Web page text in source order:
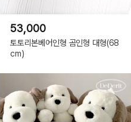
53,000
토토리본베어인형 곰인형 대형(68
cm)